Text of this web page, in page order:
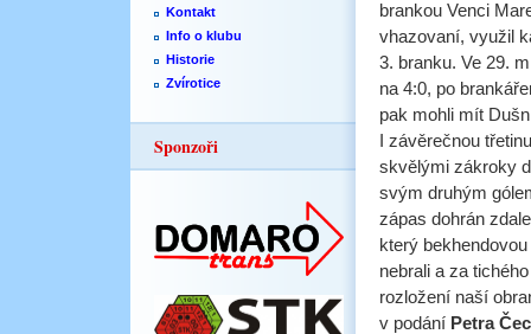
Kontakt
Info o klubu
Historie
Zvírotice
Sponzoři
brankou Venci
vhazovaní, využil
3. branku. Ve 29.
na 4:0, po
pak mohli mít
I závěrečnou
skvělými zákroky
svým druhým
zápas dohrán
který
nebrali a za
rozložení naší
v podání Petra